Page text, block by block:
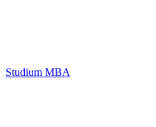
Studium MBA